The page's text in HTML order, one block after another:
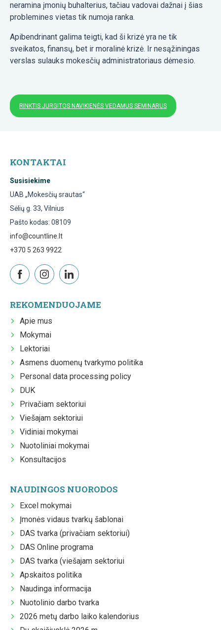
neramina įmonių buhalterius, tačiau vadovai dažnai į šias
problemines vietas tik numoja ranka.
Apibendrinant galima teigti, kad ši krizė yra ne tik
sveikatos, finansų, bet ir moralinė krizė. Ir nesąžiningas
verslas sulauks mokesčių administratoriaus dėmesio.
RINKTIS JURGITOS NAVIKIENĖS VEDAMUS SEMINARUS
KONTAKTAI
Susisiekime
UAB „Mokesčių srautas“
Sėlių g. 33, Vilnius
Pašto kodas: 08109
info@countline.lt
+370 5 263 9922
REKOMENDUOJAME
Apie mus
Mokymai
Lektoriai
Asmens duomenų tvarkymo politika
Personal data processing policy
DUK
Privačiam sektoriui
Viešajam sektoriui
Vidiniai mokymai
Nuotoliniai mokymai
Konsultacijos
NAUDINGOS NUORODOS
Excel mokymai
Įmonės vidaus tvarkų šablonai
DAS tvarka (privačiam sektoriui)
DAS Online programa
DAS tvarka (viešajam sektoriui
Apskaitos politika
Naudinga informacija
Nuotolinio darbo tvarka
2026 metų darbo laiko kalendorius